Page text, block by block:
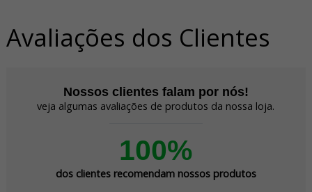
Avaliações dos Clientes
Nossos clientes falam por nós!
veja algumas avaliações de produtos da nossa loja.
100%
dos clientes recomendam nossos produtos